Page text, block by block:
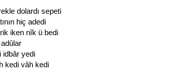
dolardı sepeti
hiç adedi
iken nîk ü bedi
adûlar
idbâr yedi
kedi vâh kedi